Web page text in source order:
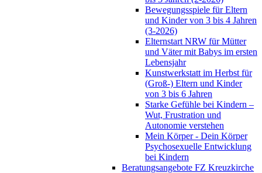
Bewegungsspiele für Eltern
und Kinder von 3 bis 4 Jahren
(3-2026)
Elternstart NRW für Mütter
und Väter mit Babys im ersten
Lebensjahr
Kunstwerkstatt im Herbst für
(Groß-) Eltern und Kinder
von 3 bis 6 Jahren
Starke Gefühle bei Kindern –
Wut, Frustration und
Autonomie verstehen
Mein Körper - Dein Körper
Psychosexuelle Entwicklung
bei Kindern
Beratungsangebote FZ Kreuzkirche